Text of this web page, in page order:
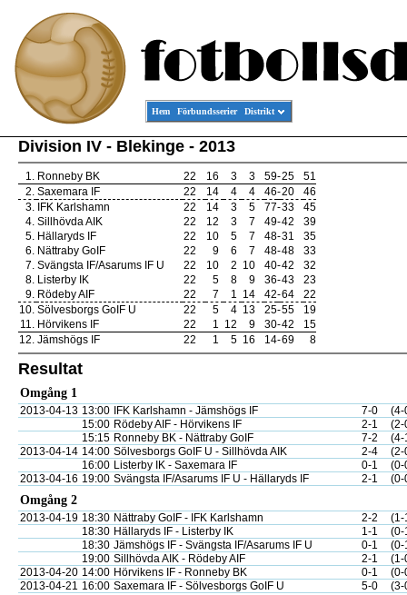
Hem Förbundsserier Distrikt
Division IV - Blekinge - 2013
1. Ronneby BK 22 16 3 3 59-25
51
2. Saxemara IF 22 14 4 4 46-20
46
3. IFK Karlshamn 22 14 3 5 77-33
45
4. Sillhövda AIK 22 12 3 7 49-42
39
5. Hällaryds IF 22 10 5 7 48-31
35
6. Nättraby GoIF 22 9 6 7 48-48
33
7. Svängsta IF/Asarums IF U 22 10 2 10 40-42
32
8. Listerby IK 22 5 8 9 36-43
23
9. Rödeby AIF 22 7 1 14 42-64
22
10. Sölvesborgs GoIF U 22 5 4 13 25-55
19
11. Hörvikens IF 22 1 12 9 30-42
15
12. Jämshögs IF 22 1 5 16 14-69 8
Resultat
Omgång 1
2013-04-13 13:00 IFK Karlshamn - Jämshögs IF 7-0
(4-
15:00 Rödeby AIF - Hörvikens IF 2-1
(2-
15:15 Ronneby BK - Nättraby GoIF 7-2
(4-
2013-04-14 14:00 Sölvesborgs GoIF U - Sillhövda AIK 2-4
(2-
16:00 Listerby IK - Saxemara IF 0-1
(0-
2013-04-16 19:00 Svängsta IF/Asarums IF U - Hällaryds IF 2-1 (0-
Omgång 2
2013-04-19 18:30 Nättraby GoIF - IFK Karlshamn 2-2
(1-
18:30 Hällaryds IF - Listerby IK 1-1
(0-
18:30 Jämshögs IF - Svängsta IF/Asarums IF U 0-1
(0-
19:00 Sillhövda AIK - Rödeby AIF 2-1
(1-
2013-04-20 14:00 Hörvikens IF - Ronneby BK 0-1
(0-
2013-04-21 16:00 Saxemara IF - Sölvesborgs GoIF U 5-0 (3-